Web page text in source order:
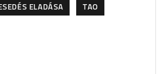
ELADÁSA
TAO